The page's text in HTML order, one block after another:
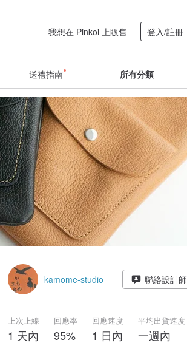
我想在 Pinkoi 上販售 登入/註冊
送禮指南 所有分類
kamome-studio 聯絡設計師
上次上線
1 天內
回應率
95%
回應速度
1 日內
平均出貨速度
一週內